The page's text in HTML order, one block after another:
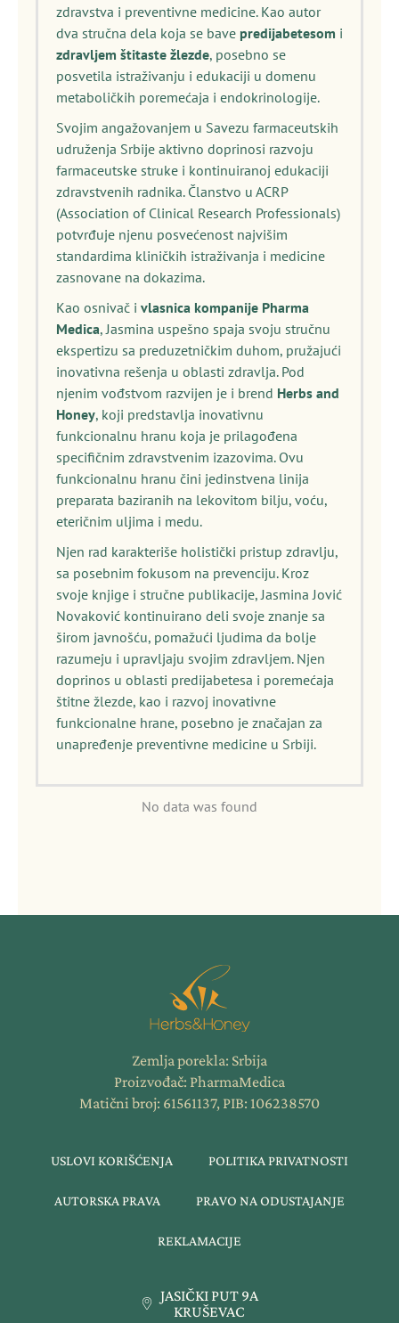
zdravstva i preventivne medicine. Kao autor
dva stručna dela koja se bave predijabetesom i
zdravljem štitaste žlezde, posebno se
posvetila istraživanju i edukaciji u domenu
metaboličkih poremećaja i endokrinologije.
Svojim angažovanjem u Savezu farmaceutskih
udruženja Srbije aktivno doprinosi razvoju
farmaceutske struke i kontinuiranoj edukaciji
zdravstvenih radnika. Članstvo u ACRP
(Association of Clinical Research Professionals)
potvrđuje njenu posvećenost najvišim
standardima kliničkih istraživanja i medicine
zasnovane na dokazima.
Kao osnivač i vlasnica kompanije Pharma
Medica, Jasmina uspešno spaja svoju stručnu
ekspertizu sa preduzetničkim duhom, pružajući
inovativna rešenja u oblasti zdravlja. Pod
njenim vođstvom razvijen je i brend Herbs and
Honey, koji predstavlja inovativnu
funkcionalnu hranu koja je prilagođena
specifičnim zdravstvenim izazovima. Ovu
funkcionalnu hranu čini jedinstvena linija
preparata baziranih na lekovitom bilju, voću,
eteričnim uljima i medu.
Njen rad karakteriše holistički pristup zdravlju,
sa posebnim fokusom na prevenciju. Kroz
svoje knjige i stručne publikacije, Jasmina Jović
Novaković kontinuirano deli svoje znanje sa
širom javnošću, pomažući ljudima da bolje
razumeju i upravljaju svojim zdravljem. Njen
doprinos u oblasti predijabetesa i poremećaja
štitne žlezde, kao i razvoj inovativne
funkcionalne hrane, posebno je značajan za
unapređenje preventivne medicine u Srbiji.
No data was found
Zemlja porekla: Srbija
Proizvođač: PharmaMedica
Matični broj: 61561137, PIB: 106238570
USLOVI KORIŠĆENJA POLITIKA PRIVATNOSTI
AUTORSKA PRAVA PRAVO NA ODUSTAJANJE
REKLAMACIJE
JASIČKI PUT 9A
KRUŠEVAC